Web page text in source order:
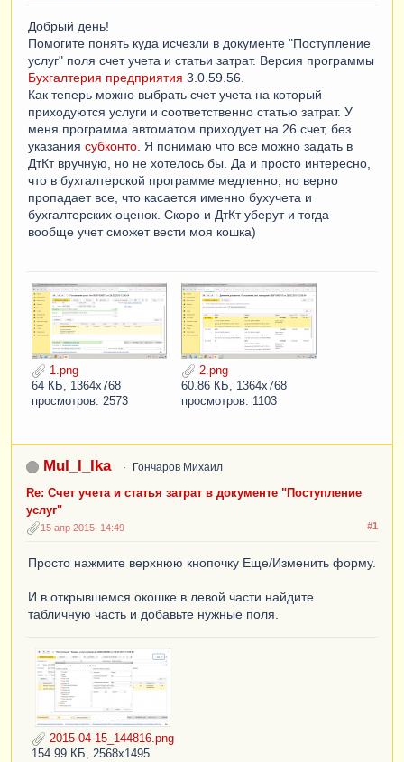
Добрый день!
Помогите понять куда исчезли в документе "Поступление
услуг" поля счет учета и статьи затрат. Версия программы
Бухгалтерия предприятия 3.0.59.56.
Как теперь можно выбрать счет учета на который
приходуются услуги и соответственно статью затрат. У
меня программа автоматом приходует на 26 счет, без
указания субконто . Я понимаю что все можно задать в
ДтКт вручную, но не хотелось бы. Да и просто интересно,
что в бухгалтерской программе медленно, но верно
пропадает все, что касается именно бухучета и
бухгалтерских оценок. Скоро и ДтКт уберут и тогда
вообще учет сможет вести моя кошка)
1.png
64 КБ, 1364x768
просмотров: 2573
2.png
60.86 КБ, 1364x768
просмотров: 1103
MuI_I_Ika Гончаров Михаил
Re: Счет учета и статья затрат в документе "Поступление
услуг"
#1
15 апр 2015, 14:49
Просто нажмите верхнюю кнопочку Еще/Изменить форму.
И в открывшемся окошке в левой части найдите
табличную часть и добавьте нужные поля.
2015-04-15_144816.png
154.99 КБ, 2568x1495